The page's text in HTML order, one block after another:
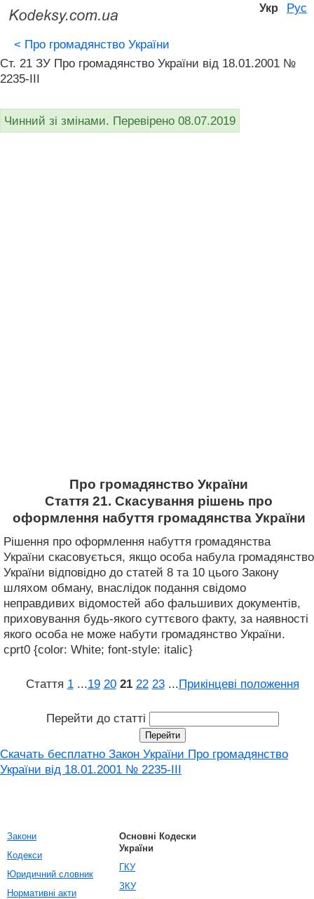
Укр Рус
< Про громадянство України
Ст. 21 ЗУ Про громадянство України вiд 18.01.2001 №
2235-III
Чинний зі змінами. Перевірено 08.07.2019
Про громадянство України
Стаття 21. Скасування рішень про
оформлення набуття громадянства України
Рішення про оформлення набуття громадянства
України скасовується, якщо особа набула громадянство
України відповідно до статей 8 та 10 цього Закону
шляхом обману, внаслідок подання свідомо
неправдивих відомостей або фальшивих документів,
приховування будь-якого суттєвого факту, за наявності
якого особа не може набути громадянство України.
cprt0 {color: White; font-style: italic}
Стаття 1 ...19 20 21 22 23 ...Прикінцеві положення
Перейти до статті
Скачать бесплатно Закон України Про громадянство
України вiд 18.01.2001 № 2235-III
Закони
Кодекси
Юридичний словник
Нормативні акти
Основні Кодески
України
ГКУ
ЗКУ